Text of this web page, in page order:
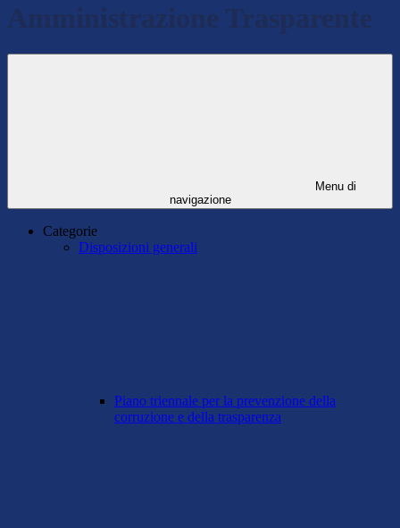
Amministrazione Trasparente
Menu di
navigazione
Categorie
Disposizioni generali
Piano triennale per la prevenzione della
corruzione e della trasparenza